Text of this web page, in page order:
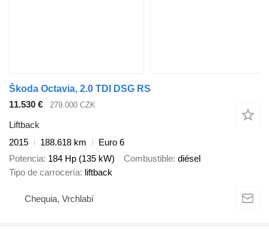
Škoda Octavia, 2.0 TDI DSG RS
11.530 €
279.000 CZK
Liftback
2015
188.618 km
Euro 6
Potencia 184 Hp (135 kW) Combustible diésel
Tipo de carrocería liftback
Chequia, Vrchlabí